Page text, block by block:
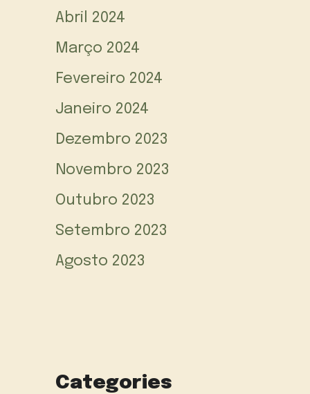
Abril 2024
Março 2024
Fevereiro 2024
Janeiro 2024
Dezembro 2023
Novembro 2023
Outubro 2023
Setembro 2023
Agosto 2023
Categories